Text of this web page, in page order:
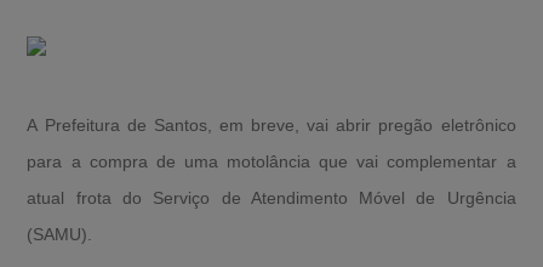
A Prefeitura de Santos, em breve, vai abrir pregão eletrônico
para a compra de uma motolância que vai complementar a
atual frota do Serviço de Atendimento Móvel de Urgência
(SAMU).